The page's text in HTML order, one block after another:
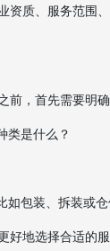
资质、服务范围
前，首先需要明
类是什么？
如包装、拆装或仓
好地选择合适的服